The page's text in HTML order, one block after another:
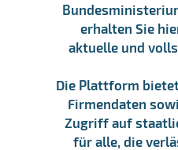
erhalten Sie
aktuelle und
Die Plattform
Firmendaten
Zugriff auf
für alle, die